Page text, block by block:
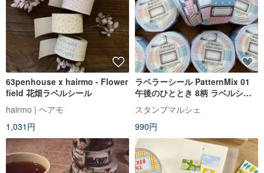
63penhouse x hairmo - Flower
field 花畑ラベルシール
hairmo | ヘアモ
1,031円
ラベラーシール PatternMix 01
午後のひととき 8柄 ラベルシー
ル ロールシール ブルー ブラウン
ネイビー ピンク lm-01
スタンプマルシェ
990円